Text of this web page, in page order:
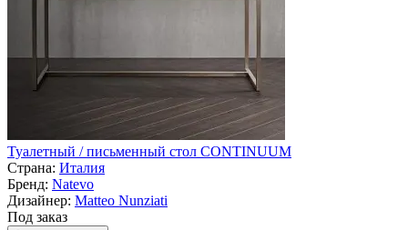
Туалетный / письменный стол CONTINUUM
Страна: Италия
Бренд: Natevo
Дизайнер: Matteo Nunziati
Под заказ